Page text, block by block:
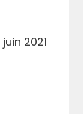
2021